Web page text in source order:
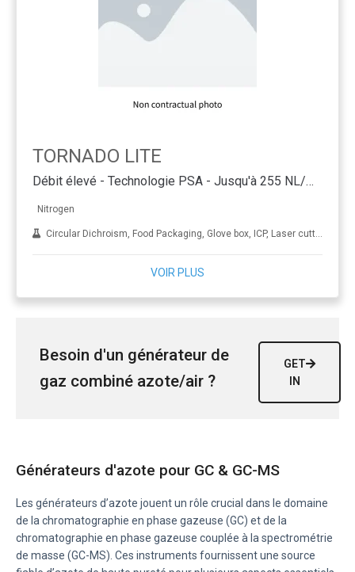
TORNADO LITE
Débit élevé - Technologie PSA - Jusqu'à 255 NL/min
Nitrogen
Circular Dichroism, Food Packaging, Glove box, ICP, Laser cutting, LC-MS, NMR, Oil and gas, Pharmaceutical and laboratory, Sample evaporation, Wine making and brewling
VOIR PLUS
Besoin d'un générateur de
gaz combiné azote/air ?
GET
IN
Générateurs d'azote pour GC & GC-MS
Les générateurs d’azote jouent un rôle crucial dans le domaine
de la chromatographie en phase gazeuse (GC) et de la
chromatographie en phase gazeuse couplée à la spectrométrie
de masse (GC-MS). Ces instruments fournissent une source